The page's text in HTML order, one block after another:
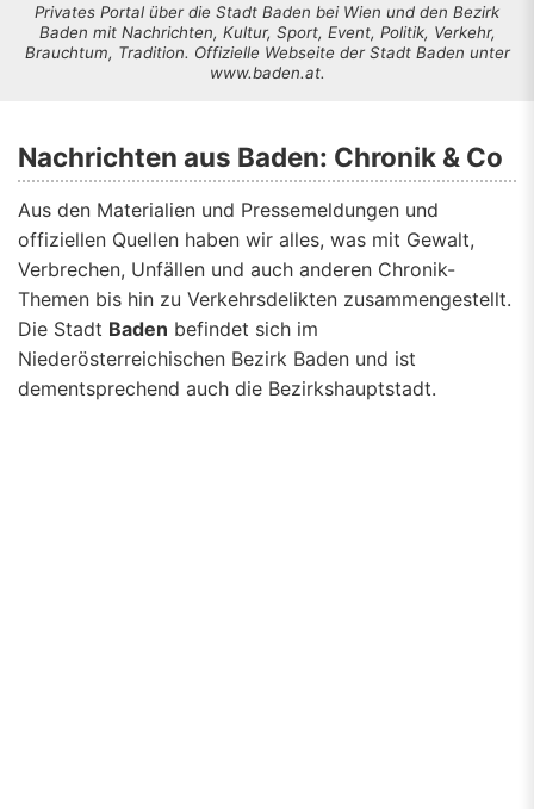
Privates Portal über die Stadt Baden bei Wien und den Bezirk
Baden mit Nachrichten, Kultur, Sport, Event, Politik, Verkehr,
Brauchtum, Tradition. Offizielle Webseite der Stadt Baden unter
www.baden.at.
Nachrichten aus Baden: Chronik & Co
Aus den Materialien und Pressemeldungen und
offiziellen Quellen haben wir alles, was mit Gewalt,
Verbrechen, Unfällen und auch anderen Chronik-
Themen bis hin zu Verkehrsdelikten zusammengestellt.
Die Stadt Baden befindet sich im
Niederösterreichischen Bezirk Baden und ist
dementsprechend auch die Bezirkshauptstadt.